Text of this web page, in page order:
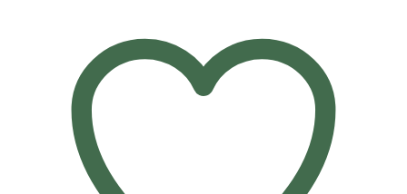
8336/5/08
antal